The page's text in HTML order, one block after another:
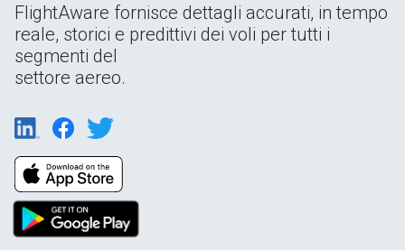
FlightAware fornisce dettagli accurati, in tempo
reale, storici e predittivi dei voli per tutti i
segmenti del
settore aereo.